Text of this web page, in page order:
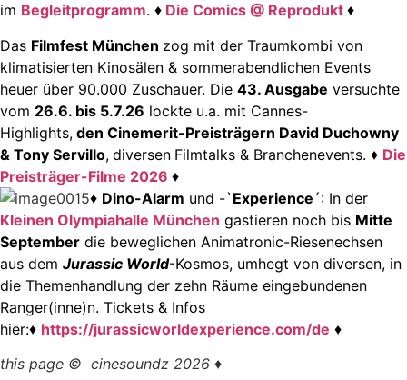
im Begleitprogramm. ♦ Die Comics @ Reprodukt ♦
Das Filmfest München zog mit der Traumkombi von
klimatisierten Kinosälen & sommerabendlichen Events
heuer über 90.000 Zuschauer. Die 43. Ausgabe versuchte
vom 26.6. bis 5.7.26 lockte u.a. mit Cannes-
Highlights, den Cinemerit-Preisträgern David Duchowny
& Tony Servillo, diversen Filmtalks & Branchenevents. ♦ Die
Preisträger-Filme 2026 ♦
♦ Dino-Alarm und -`Experience ´: In der
Kleinen Olympiahalle München gastieren noch bis Mitte
September die beweglichen Animatronic-Riesenechsen
aus dem Jurassic World-Kosmos, umhegt von diversen, in
die Themenhandlung der zehn Räume eingebundenen
Ranger(inne)n. Tickets & Infos
hier:♦ https://jurassicworldexperience.com/de ♦
this page © cinesoundz 2026 ♦